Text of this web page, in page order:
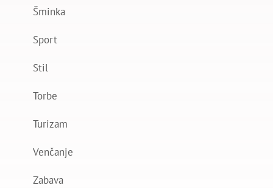
Šminka
Sport
Stil
Torbe
Turizam
Venčanje
Zabava